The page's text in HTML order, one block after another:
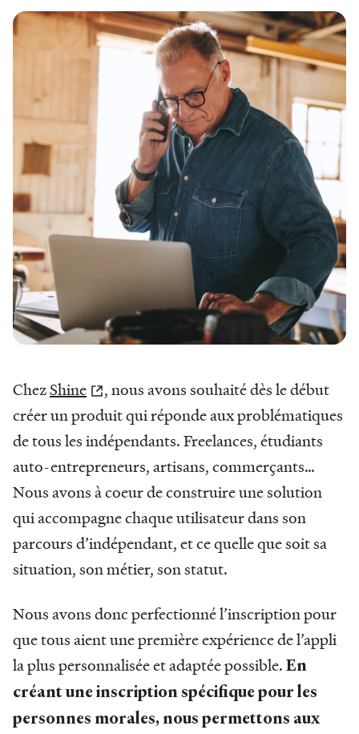
ChezShine
, nous avons souhaité dès le début
créer un produit qui réponde aux problématiques
de tous les indépendants. Freelances, étudiants
auto-entrepreneurs, artisans, commerçants…
Nous avons à coeur de construire une solution
qui accompagne chaque utilisateur dans son
parcours d’indépendant, et ce quelle que soit sa
situation, son métier, son statut.
Nous avons donc perfectionné l’inscription pour
que tous aient une première expérience de l’appli
la plus personnalisée et adaptée possible. En
créant une inscription spécifique pour les
personnes morales, nous permettons aux